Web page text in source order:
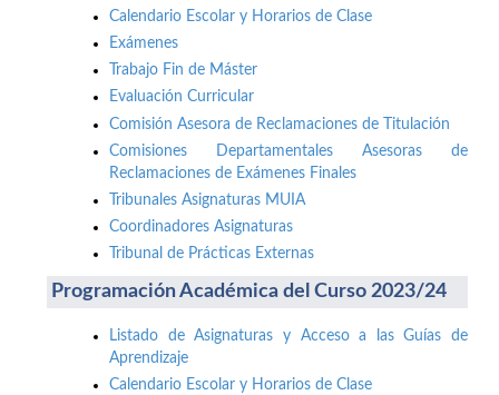
Calendario Escolar y Horarios de Clase
Exámenes
Trabajo Fin de Máster
Evaluación Curricular
Comisión Asesora de Reclamaciones de Titulación
Comisiones Departamentales Asesoras de
Reclamaciones de Exámenes Finales
Tribunales Asignaturas MUIA
Coordinadores Asignaturas
Tribunal de Prácticas Externas
Programación Académica del Curso 2023/24
Listado de Asignaturas y Acceso a las Guías de
Aprendizaje
Calendario Escolar y Horarios de Clase